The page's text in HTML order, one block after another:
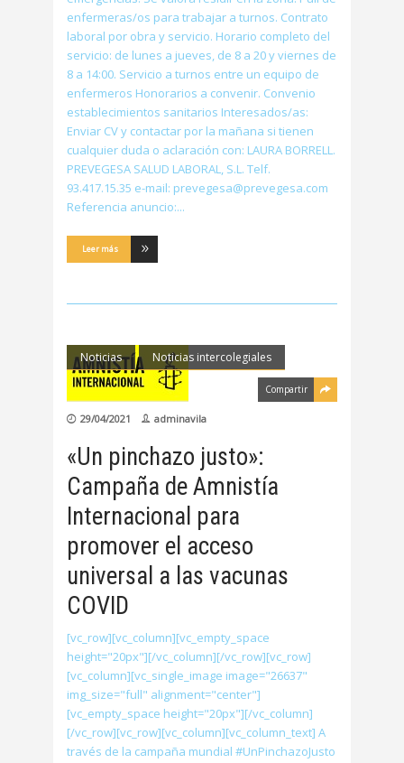
enfermeras/os para trabajar a turnos. Contrato
laboral por obra y servicio. Horario completo del
servicio: de lunes a jueves, de 8 a 20 y viernes de
8 a 14:00. Servicio a turnos entre un equipo de
enfermeros Honorarios a convenir. Convenio
establecimientos sanitarios Interesados/as:
Enviar CV y contactar por la mañana si tienen
cualquier duda o aclaración con: LAURA BORRELL.
PREVEGESA SALUD LABORAL, S.L. Telf.
93.417.15.35 e-mail: prevegesa@prevegesa.com
Referencia anuncio:
Leer más
Noticias Noticias intercolegiales
Compartir
29/04/2021 adminavila
«Un pinchazo justo»:
Campaña de Amnistía
Internacional para
promover el acceso
universal a las vacunas
COVID
[vc_row][vc_column][vc_empty_space
height="20px"][/vc_column][/vc_row][vc_row]
[vc_column][vc_single_image image="26637"
img_size="full" alignment="center"]
[vc_empty_space height="20px"][/vc_column]
[/vc_row][vc_row][vc_column][vc_column_text] A
través de la campaña mundial #UnPinchazoJusto